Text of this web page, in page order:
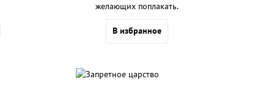
желающих поплакать.
В избранное